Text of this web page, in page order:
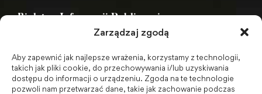
Zarządzaj zgodą
Aby zapewnić jak najlepsze wrażenia, korzystamy z technologii,
takich jak pliki cookie, do przechowywania i/lub uzyskiwania
dostępu do informacji o urządzeniu. Zgoda na te technologie
pozwoli nam przetwarzać dane, takie jak zachowanie podczas
Biuletyn Informacji Publicznej
BIP - Biuletyn Informacji Publicznej PWSZ -
archiwum